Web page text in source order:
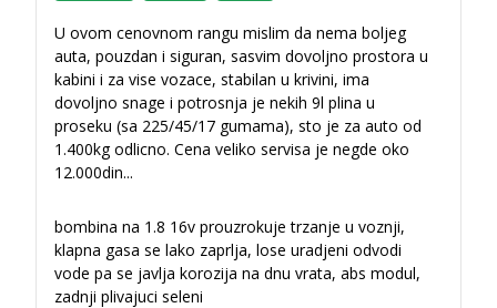
U ovom cenovnom rangu mislim da nema boljeg
auta, pouzdan i siguran, sasvim dovoljno prostora u
kabini i za vise vozace, stabilan u krivini, ima
dovoljno snage i potrosnja je nekih 9l plina u
proseku (sa 225/45/17 gumama), sto je za auto od
1.400kg odlicno. Cena veliko servisa je negde oko
12.000din...
bombina na 1.8 16v prouzrokuje trzanje u voznji,
klapna gasa se lako zaprlja, lose uradjeni odvodi
vode pa se javlja korozija na dnu vrata, abs modul,
zadnji plivajuci seleni